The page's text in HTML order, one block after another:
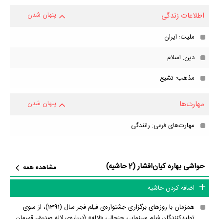
اطلاعات زندگی پنهان شدن
ملیت: ایران
دین: اسلام
مذهب: تشیع
مهارت‌ها پنهان شدن
مهارت‌های فرعی: رانندگی
حواشی بهاره کیان‌افشار (2 حاشیه)
مشاهده همه
اضافه کردن حاشیه
هم‎زمان با روزهای برگزاری جشنواره‌ی فیلم فجر سال (1391)، از سوی